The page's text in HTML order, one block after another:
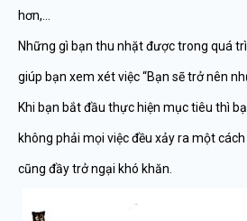
hơn,…
Những gì bạn thu nhặt được trong quá
giúp bạn xem xét việc “Bạn sẽ trở nên
Khi bạn bắt đầu thực hiện mục tiêu thì
không phải mọi việc đều xảy ra một
cũng đầy trở ngại khó khăn.